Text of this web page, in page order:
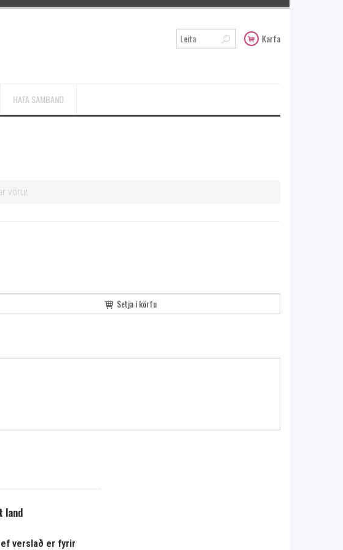
Karfa
HAFA SAMBAND
vörur
Setja í körfu
land
verslað er fyrir